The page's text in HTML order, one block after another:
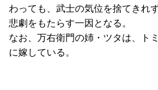
わっても、武士の気位を捨てきれ
悲劇をもたらす一因となる。
なお、万右衛門の姉・ツタは、ト
に嫁している。